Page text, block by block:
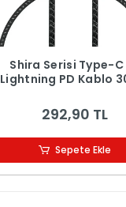
Shira Serisi Type-
Lightning PD Kablo
292,90 TL
Sepete Ekle